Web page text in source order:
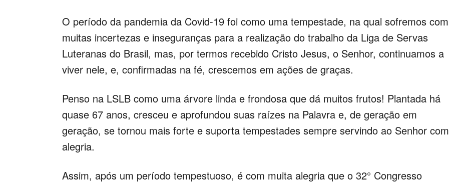
O período da pandemia da Covid-19 foi como uma tempestade, na qual sofremos com
muitas incertezas e inseguranças para a realização do trabalho da Liga de Servas
Luteranas do Brasil, mas, por termos recebido Cristo Jesus, o Senhor, continuamos a
viver nele, e, confirmadas na fé, crescemos em ações de graças.
Penso na LSLB como uma árvore linda e frondosa que dá muitos frutos! Plantada há
quase 67 anos, cresceu e aprofundou suas raízes na Palavra e, de geração em
geração, se tornou mais forte e suporta tempestades sempre servindo ao Senhor com
alegria.
Assim, após um período tempestuoso, é com muita alegria que o 32° Congresso